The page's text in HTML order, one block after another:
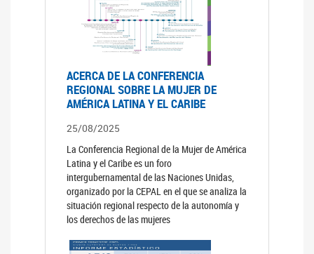
ACERCA DE LA CONFERENCIA
REGIONAL SOBRE LA MUJER DE
AMÉRICA LATINA Y EL CARIBE
25/08/2025
La Conferencia Regional de la Mujer de América
Latina y el Caribe es un foro
intergubernamental de las Naciones Unidas,
organizado por la CEPAL en el que se analiza la
situación regional respecto de la autonomía y
los derechos de las mujeres